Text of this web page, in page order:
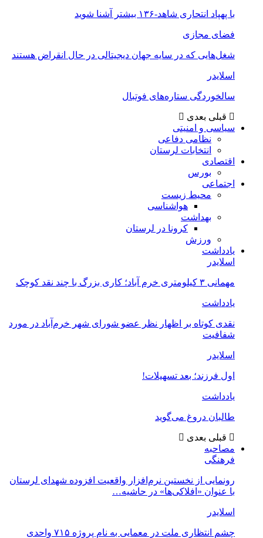
با پهپاد انتحاری شاهد-۱۳۶ بیشتر آشنا شوید
فضای مجازی
شغل‌‌هایی که در سایه جهان دیجیتالی در حال انقراض هستند
اسلایدر
سالخوردگی ستاره‌های فوتبال
قبلی بعدی
سیاسی و امنیتی
نظامی دفاعی
انتخابات لرستان
اقتصادی
بورس
اجتماعی
محیط زیست
هواشناسی
بهداشت
کرونا در لرستان
ورزش
یادداشت
اسلایدر
مهمانی ۳ کیلومتری خرم آباد؛ کاری بزرگ با چند نقد کوچک
یادداشت
نقدی کوتاه بر اظهار نظر عضو شورای شهر خرم‌آباد در مورد
شفافیت
اسلایدر
اول فرزند؛ بعد تسهیلات!
یادداشت
طالبان دروغ می‌گوید
قبلی بعدی
مصاحبه
فرهنگی
رونمایی از نخستین نرم‌افزار واقعیت افزوده شهدای لرستان
با عنوان «افلاکی‌ها» در حاشیه…
اسلایدر
چشم انتظاری ملت در معمایی به نام پروژه ۷۱۵ واحدی